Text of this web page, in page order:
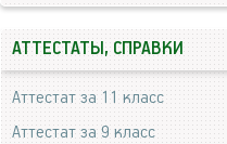
АТТЕСТАТЫ, СПРАВКИ
Аттестат за 11 класс
Аттестат за 9 класс